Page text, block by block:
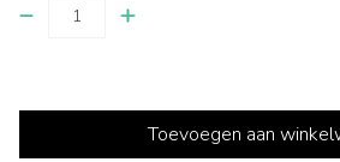
Toevoegen aan